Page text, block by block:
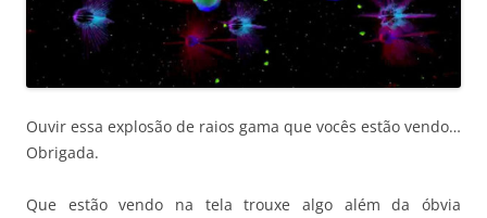
Ouvir essa explosão de raios gama que vocês estão vendo…
Obrigada.
Que estão vendo na tela trouxe algo além da óbvia